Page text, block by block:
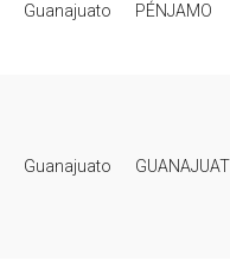
Guanajuato PÉNJAMO
Guanajuato